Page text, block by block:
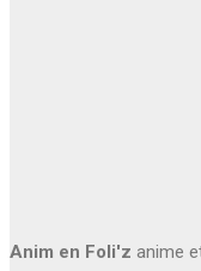
Anim en Foli'z anime